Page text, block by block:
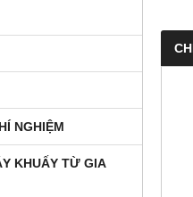
NGHIỆM
KHUẤY TỪ GIA